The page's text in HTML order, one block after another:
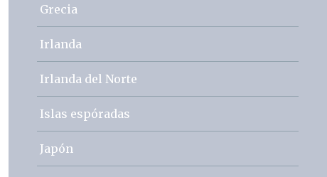
Grecia
Irlanda
Irlanda del Norte
Islas espóradas
Japón